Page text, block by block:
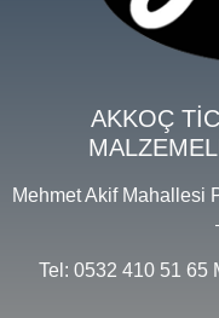
AKKOÇ
Mehmet Akif Mahallesi
Tel: 0532 410 51 65